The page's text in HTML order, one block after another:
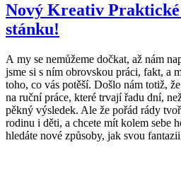
Nový Kreativ Praktické
stánku!
A my se nemůžeme dočkat, až nám
jsme si s ním obrovskou práci, fakt, a
toho, co vás potěší. Došlo nám totiž,
na ruční práce, které trvají řadu dní,
pěkný výsledek. Ale že pořád rády
rodinu i děti, a chcete mít kolem sebe
hledáte nové způsoby, jak svou